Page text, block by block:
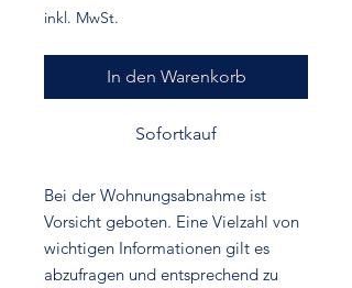
inkl. MwSt.
In den Warenkorb
Sofortkauf
Bei der Wohnungsabnahme ist
Vorsicht geboten. Eine Vielzahl von
wichtigen Informationen gilt es
abzufragen und entsprechend zu